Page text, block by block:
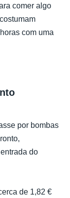
comer algo
com uma
por bombas
do
de 1,82 €